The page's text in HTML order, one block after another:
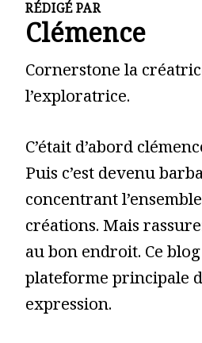
RÉDIGÉ PAR
Clémence
Cornerstone la
l’exploratrice.
C’était d’abord
Puis c’est devenu
concentrant
créations. Mais
au bon endroit. Ce
plateforme principale
expression.